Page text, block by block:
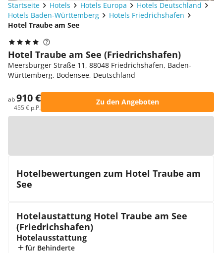
Startseite Hotels Hotels Europa
Hotels Deutschland
Hotels Baden-Württemberg
Hotels Friedrichshafen
Hotel Traube am See
Hotel Traube am See (Friedrichshafen)
Meersburger Straße 11, 88048 Friedrichshafen, Baden-
Württemberg, Bodensee, Deutschland
ab910 €
455 € p.P.
Zu den Angeboten
Hotelbewertungen zum Hotel Traube am
See
Hotelaustattung Hotel Traube am See
(Friedrichshafen)
Hotelausstattung
für Behinderte